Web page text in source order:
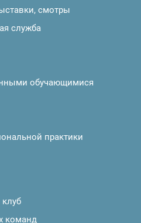
смотры
служба
обучающимися
практики
команд